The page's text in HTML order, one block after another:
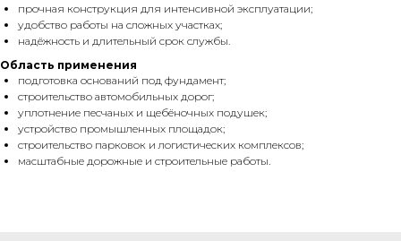
прочная конструкция для интенсивной эксплуатации;
удобство работы на сложных участках;
надёжность и длительный срок службы.
Область применения
подготовка оснований под фундамент;
строительство автомобильных дорог;
уплотнение песчаных и щебёночных подушек;
устройство промышленных площадок;
строительство парковок и логистических комплексов;
масштабные дорожные и строительные работы.